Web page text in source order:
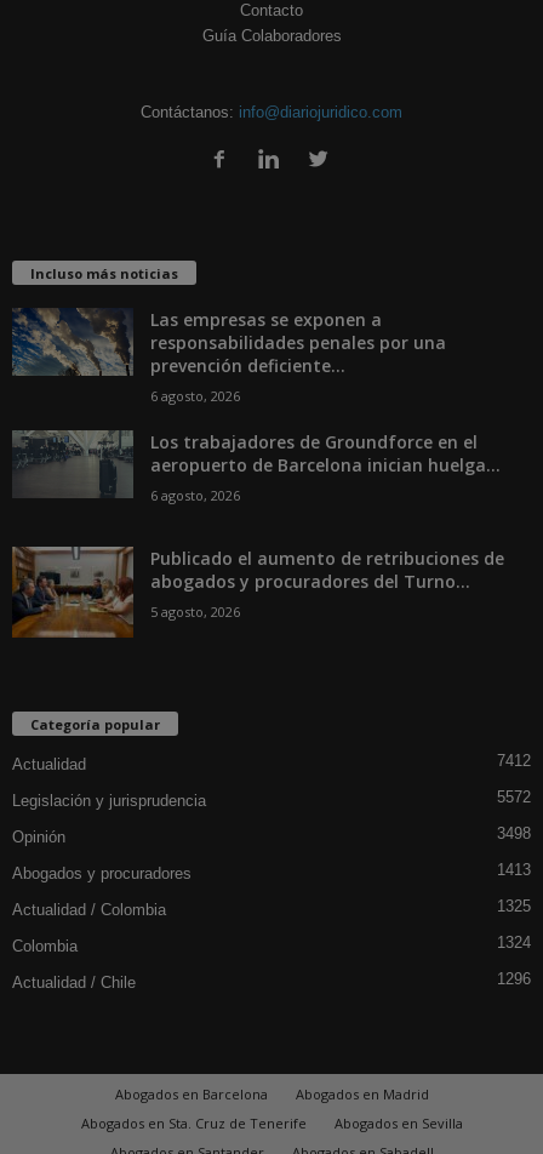
Contacto
Guía Colaboradores
Contáctanos: info@diariojuridico.com
Incluso más noticias
Las empresas se exponen a
responsabilidades penales por una
prevención deficiente...
6 agosto, 2026
Los trabajadores de Groundforce en el
aeropuerto de Barcelona inician huelga...
6 agosto, 2026
Publicado el aumento de retribuciones de
abogados y procuradores del Turno...
5 agosto, 2026
Categoría popular
Actualidad 7412
Legislación y jurisprudencia 5572
Opinión 3498
Abogados y procuradores 1413
Actualidad / Colombia 1325
Colombia 1324
Actualidad / Chile 1296
Abogados en Barcelona
Abogados en Madrid
Abogados en Sta. Cruz de Tenerife
Abogados en Sevilla